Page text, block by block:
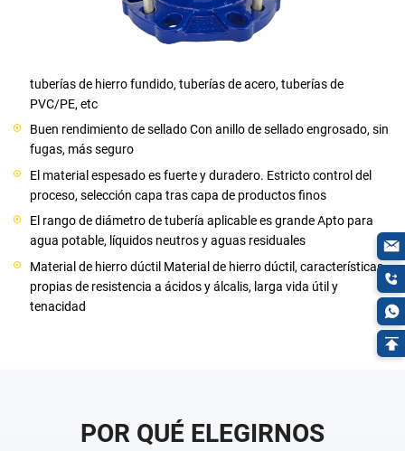
Características
tuberías de hierro fundido, tuberías de acero, tuberías de
PVC/PE, etc
Buen rendimiento de sellado Con anillo de sellado engrosado, sin
fugas, más seguro
El material espesado es fuerte y duradero. Estricto control del
proceso, selección capa tras capa de productos finos
El rango de diámetro de tubería aplicable es grande Apto para
agua potable, líquidos neutros y aguas residuales
Material de hierro dúctil Material de hierro dúctil, características
propias de resistencia a ácidos y álcalis, larga vida útil y
tenacidad
POR QUÉ ELEGIRNOS